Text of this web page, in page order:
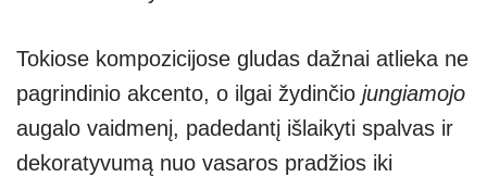
Tokiose kompozicijose gludas dažnai atlieka ne
pagrindinio akcento, o ilgai žydinčio jungiamojo
augalo vaidmenį, padedantį išlaikyti spalvas ir
dekoratyvumą nuo vasaros pradžios iki